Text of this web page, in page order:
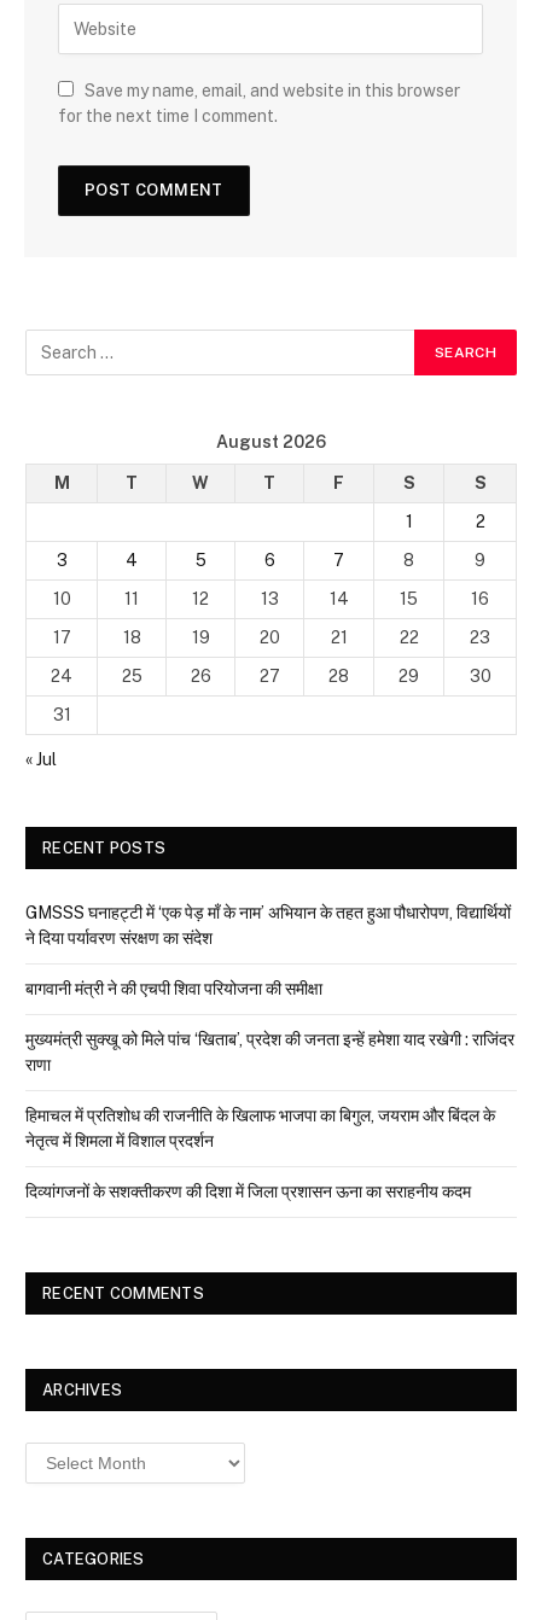
Save my name, email, and website in this browser
for the next time I comment.
August 2026
M T W T F S
S
1
2
3
4 5 6 7 8
9
10
11 12 13 14 15
16
17
18 19 20 21 22
23
24
25 26 27 28 29
30
31
« Jul
RECENT POSTS
GMSSS घनाहट्टी में ‘एक पेड़ माँ के नाम’ अभियान के तहत हुआ पौधारोपण, विद्यार्थियों
ने दिया पर्यावरण संरक्षण का संदेश
बागवानी मंत्री ने की एचपी शिवा परियोजना की समीक्षा
मुख्यमंत्री सुक्खू को मिले पांच ‘खिताब’, प्रदेश की जनता इन्हें हमेशा याद रखेगी : राजिंदर
राणा
हिमाचल में प्रतिशोध की राजनीति के खिलाफ भाजपा का बिगुल, जयराम और बिंदल के
नेतृत्व में शिमला में विशाल प्रदर्शन
दिव्यांगजनों के सशक्तीकरण की दिशा में जिला प्रशासन ऊना का सराहनीय कदम
RECENT COMMENTS
ARCHIVES
Archives
CATEGORIES